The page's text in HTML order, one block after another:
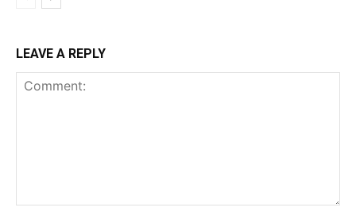
LEAVE A REPLY